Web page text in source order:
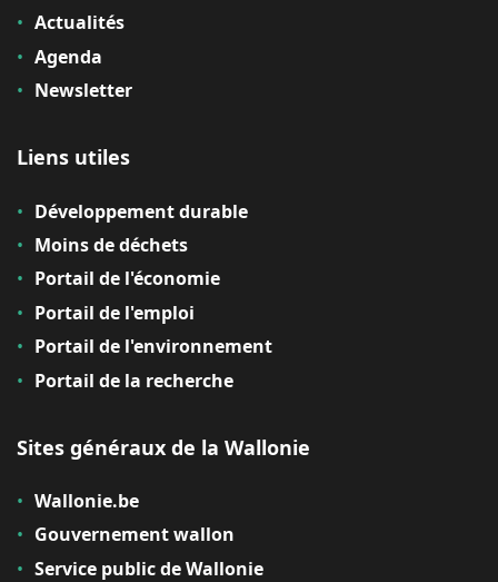
Actualités
Agenda
Newsletter
Liens utiles
Développement durable
Moins de déchets
Portail de l'économie
Portail de l'emploi
Portail de l'environnement
Portail de la recherche
Sites généraux de la Wallonie
Wallonie.be
Gouvernement wallon
Service public de Wallonie